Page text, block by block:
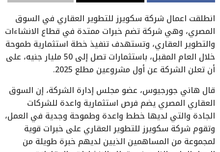
انطلقت اعمال شركة سكويرز للتطوير العقاري في السوق
المصري، وهي شركة تضم خبرات ممتدة في قطاع الانشاءات
والتطوير العقاري، وتستهدف تنفيذ خطة استثمارية طموحة
خلال العام المقبل، باستثمارات تصل إلى 50 مليار جنيه، على
أن تعلن الشركة عن أول مشروعين مطلع 2025.
قال هاني جورجيوس، عضو مجلس إدارة الشركة، إن السوق
العقاري المصري يضم فرص استثمارية واعدة للشركات
الجادة والتي لديها خطط واعدة وطموحة وجدية في العمل،
وتقوم شركة سكويرز للتطوير العقاري على خبرات قوية
لمجموعة من المساهمين الذيين لديهم خبرة طويلة من